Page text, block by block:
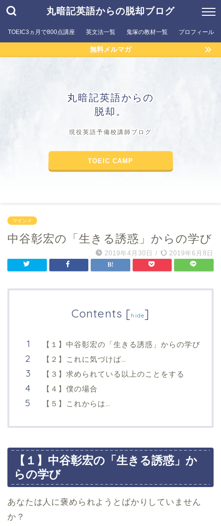
丸暗記英語からの脱却ブログ
TOEIC3ヵ月で800点講座 英文法一覧 鬼塚の教材一覧 プロフィール
無料メルマガ
丸暗記英語からの
脱却。
現役英語予備校講師ブログ
TOEIC CAMP
マインド
中谷彰宏の「生きる誘惑」からの学び
2019年4月30日 / 2019年6月8日
Contents [hide]
【１】中谷彰宏の「生きる誘惑」からの学び
【２】これに気づけば…
【３】求められている以上のことをする
【４】僕の場合
【５】これからは…
【１】中谷彰宏の「生きる誘惑」か
らの学び
あなたは人に褒められようとばかりしていません
か？